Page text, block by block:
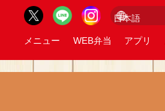
メニュー WEB弁当 アプリ